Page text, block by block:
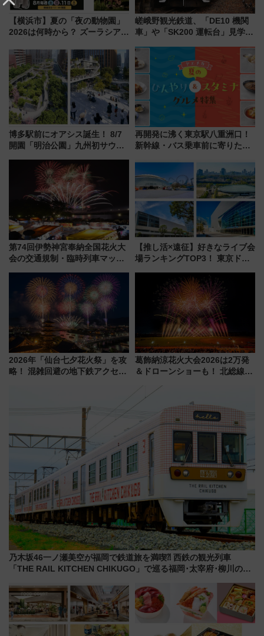
【横浜市】夏の「夜の動物園」
2026は何時から？ ズーラシア・
見どころ、限定イベントを徹底
解説！
嵯峨野観光鉄道、「DE10 機関
車」や「SK200 運転台」見学ツ
トの一環で激レア体験できちゃ
うかも 参加方法やスケジュール
をご紹介
博多駅前にオアシス誕生！ 8/7
開園「明治公園」九州初サウナ
品グルメ登場で駅前の過ごし方
はどう変わる？
再開発に沸く東京駅八重洲口！
新幹線・バス乗車前に寄りたい
やり＆スタミナグルメ」6選【新
店舗も！】
第74回伊勢神宮奉納全国花火大
会の交通規制・臨時列車マッ
【推し活×遠征】好きなライブ会
場ランキングTOP3！ 東京ドー
由と交通アクセス術、ライブ会
場に何を求める？
2026年「仙台七夕花火祭」を攻
略！ 混雑回避の地下鉄アクセス
葛飾納涼花火大会2026は2万発
＆ドローンショーも！ 北総線を
車、観覧スポット情報と周辺観
光まとめ（7/28開催）
乃木坂46一ノ瀬美空が福岡で鉄道旅を満喫⁈ 西鉄の観光列車
「THE RAIL KITCHEN CHIKUGO」で巡る福岡･太宰府･柳川の